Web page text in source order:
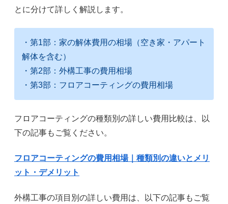
とに分けて詳しく解説します。
・第1部：家の解体費用の相場（空き家・アパート
解体を含む）
・第2部：外構工事の費用相場
・第3部：フロアコーティングの費用相場
フロアコーティングの種類別の詳しい費用比較は、以
下の記事もご覧ください。
フロアコーティングの費用相場｜種類別の違いとメリ
ット・デメリット
外構工事の項目別の詳しい費用は、以下の記事もご覧